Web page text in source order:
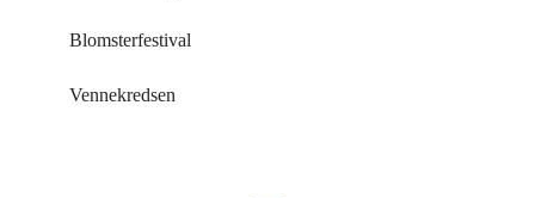
Blomsterfestival
Vennekredsen